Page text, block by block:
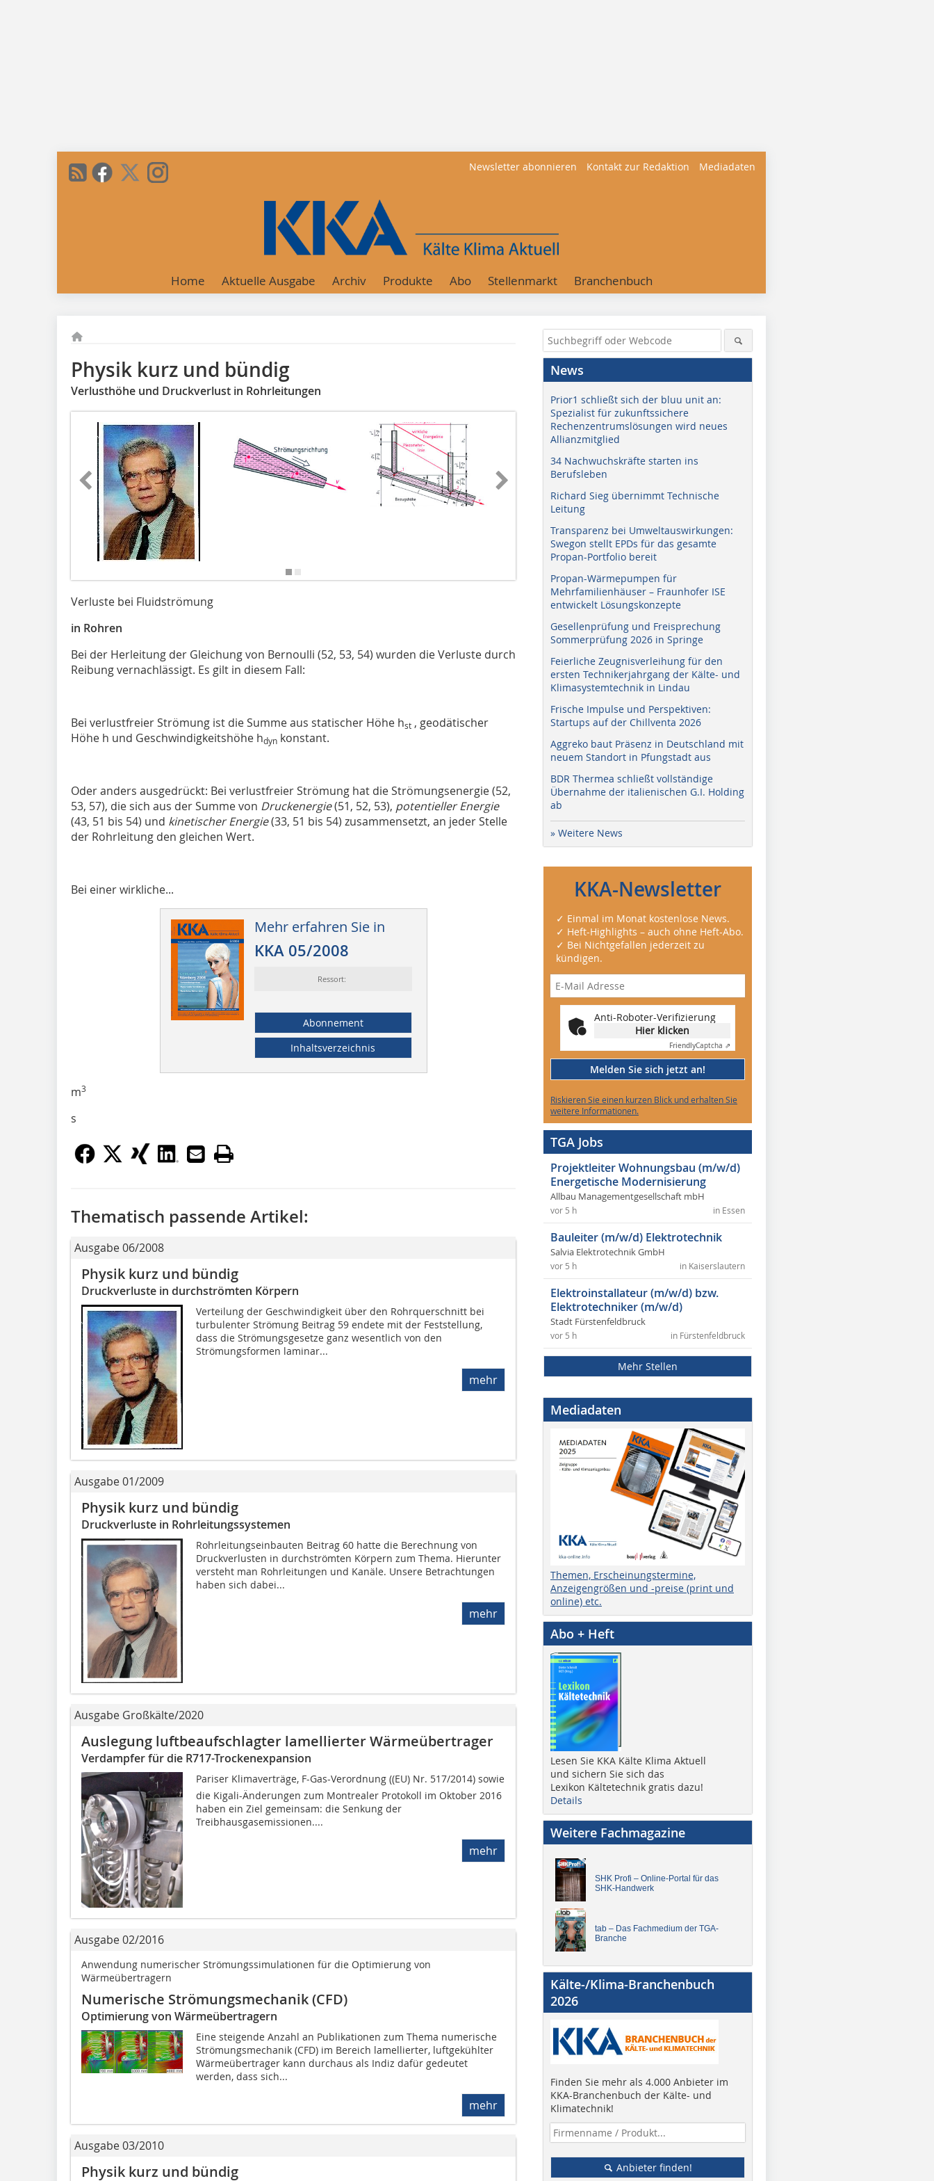
Newsletter abonnieren Kontakt zur Redaktion Mediadaten
Home Aktuelle Ausgabe Archiv Produkte Abo Stellenmarkt Branchenbuch
Physik kurz und bündig
Verlusthöhe und Druckverlust in Rohrleitungen
Verluste bei Fluidströmung
in Rohren
Bei der Herleitung der Gleichung von Bernoulli (52, 53, 54) wurden die Verluste durch
Reibung vernachlässigt. Es gilt in diesem Fall:
Bei verlustfreier Strömung ist die Summe aus statischer Höhe hst , geodätischer
Höhe h und Geschwindigkeitshöhe hdyn konstant.
Oder anders ausgedrückt: Bei verlustfreier Strömung hat dieStrömungsenergie(52,
53, 57), die sich aus der Summe von Druckenergie(51, 52, 53), potentieller Energie
(43, 51 bis 54) und kinetischer Energie(33, 51 bis 54) zusammensetzt, an jeder Stelle
der Rohrleitung den gleichen Wert.
Bei einerwirkliche...
Mehr erfahren Sie in
KKA 05/2008
Ressort:
Abonnement
Inhaltsverzeichnis
m3
s
Thematisch passende Artikel:
Ausgabe 06/2008
Physik kurz und bündig
Druckverluste in durchströmten Körpern
Verteilung der Geschwindigkeit über den Rohrquerschnitt bei
turbulenter Strömung Beitrag 59 endete mit der Feststellung,
dass die Strömungsgesetze ganz wesentlich von den
Strömungsformen laminar...
mehr
Ausgabe 01/2009
Physik kurz und bündig
Druckverluste in Rohrleitungssystemen
Rohrleitungseinbauten Beitrag 60 hatte die Berechnung von
Druckverlusten in durchströmten Körpern zum Thema. Hierunter
versteht man Rohrleitungen und Kanäle. Unsere Betrachtungen
haben sich dabei...
mehr
Ausgabe Großkälte/2020
Auslegung luftbeaufschlagter lamellierter Wärmeübertrager
Verdampfer für die R717-Trockenexpansion
Pariser Klimaverträge, F-Gas-Verordnung ((EU) Nr. 517/2014) sowie
die Kigali-Änderungen zum Montrealer Protokoll im Oktober 2016
haben ein Ziel gemeinsam: die Senkung der
Treibhausgasemissionen....
mehr
Ausgabe 02/2016
Anwendung numerischer Strömungssimulationen für die Optimierung von
Wärmeübertragern
Numerische Strömungsmechanik (CFD)
Optimierung von Wärmeübertragern
Eine steigende Anzahl an Publikationen zum Thema numerische
Strömungsmechanik (CFD) im Bereich lamellierter, luftgekühlter
Wärmeübertrager kann durchaus als Indiz dafür gedeutet
werden, dass sich...
mehr
Ausgabe 03/2010
Physik kurz und bündig
News
Prior1 schließt sich der bluu unit an:
Spezialist für zukunftssichere
Rechenzentrumslösungen wird neues
Allianzmitglied
34 Nachwuchskräfte starten ins
Berufsleben
Richard Sieg übernimmt Technische
Leitung
Transparenz bei Umweltauswirkungen:
Swegon stellt EPDs für das gesamte
Propan-Portfolio bereit
Propan-Wärmepumpen für
Mehrfamilienhäuser – Fraunhofer ISE
entwickelt Lösungskonzepte
Gesellenprüfung und Freisprechung
Sommerprüfung 2026 in Springe
Feierliche Zeugnisverleihung für den
ersten Technikerjahrgang der Kälte- und
Klimasystemtechnik in Lindau
Frische Impulse und Perspektiven:
Startups auf der Chillventa 2026
Aggreko baut Präsenz in Deutschland mit
neuem Standort in Pfungstadt aus
BDR Thermea schließt vollständige
Übernahme der italienischen G.I. Holding
ab
» Weitere News
KKA-Newsletter
✓ Einmal im Monat kostenlose News.
✓ Heft-Highlights – auch ohne Heft-Abo.
✓ Bei Nichtgefallen jederzeit zu
kündigen.
Anti-Roboter-Verifizierung
Hier klicken
FriendlyCaptcha ⇗
Melden Sie sich jetzt an!
Riskieren Sie einen kurzen Blick und erhalten Sie
weitere Informationen.
TGA Jobs
Projektleiter Wohnungsbau (m/w/d)
Energetische Modernisierung
Allbau Managementgesellschaft mbH
in Essen
vor 5 h
Bauleiter (m/w/d) Elektrotechnik
Salvia Elektrotechnik GmbH
in Kaiserslautern
vor 5 h
Elektroinstallateur (m/w/d) bzw.
Elektrotechniker (m/w/d)
Stadt Fürstenfeldbruck
in Fürstenfeldbruck
vor 5 h
Mehr Stellen
Mediadaten
Themen, Erscheinungstermine,
Anzeigengrößen und -preise (print und
online) etc.
Abo + Heft
Lesen Sie KKA Kälte Klima Aktuell
und sichern Sie sich das
Lexikon Kältetechnik gratis dazu!
Details
Weitere Fachmagazine
SHK Profi – Online-Portal für das
SHK-Handwerk
tab – Das Fachmedium der TGA-
Branche
Kälte-/Klima-Branchenbuch
2026
Finden Sie mehr als 4.000 Anbieter im
KKA-Branchenbuch der Kälte- und
Klimatechnik!
Anbieter finden!